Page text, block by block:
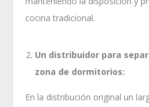
cocina tradicional.
Un distribuidor para
zona de dormitorios:
En la distribución original un